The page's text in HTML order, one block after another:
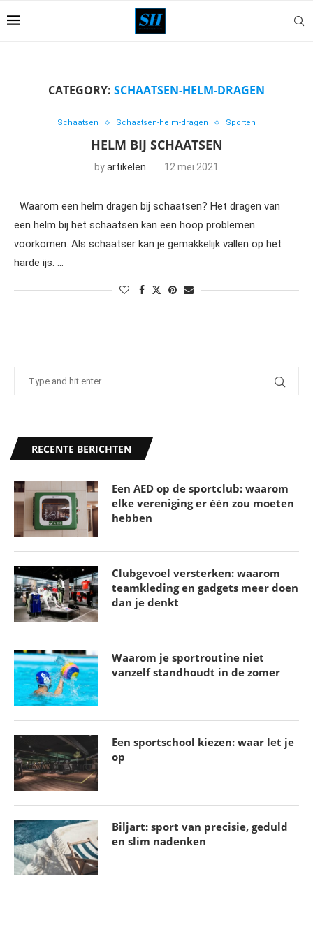
CATEGORY: SCHAATSEN-HELM-DRAGEN
Schaatsen Schaatsen-helm-dragen Sporten
HELM BIJ SCHAATSEN
byartikelen 12 mei 2021
Waarom een helm dragen bij schaatsen? Het dragen van
een helm bij het schaatsen kan een hoop problemen
voorkomen. Als schaatser kan je gemakkelijk vallen op het
harde ijs. …
RECENTE BERICHTEN
Een AED op de sportclub: waarom
elke vereniging er één zou moeten
hebben
Clubgevoel versterken: waarom
teamkleding en gadgets meer doen
dan je denkt
Waarom je sportroutine niet
vanzelf standhoudt in de zomer
Een sportschool kiezen: waar let je
op
Biljart: sport van precisie, geduld
en slim nadenken